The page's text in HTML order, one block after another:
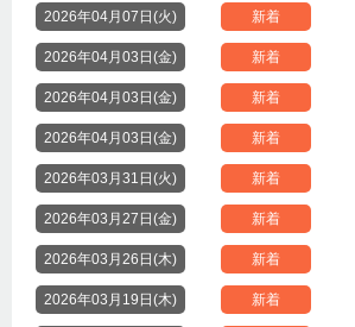
2026年04月07日(火) 新着
2026年04月03日(金) 新着
2026年04月03日(金) 新着
2026年04月03日(金) 新着
2026年03月31日(火) 新着
2026年03月27日(金) 新着
2026年03月26日(木) 新着
2026年03月19日(木) 新着